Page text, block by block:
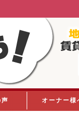
声 オーナー様